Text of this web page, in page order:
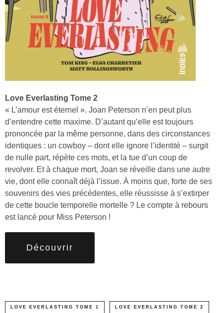
Love Everlasting Tome 2
« L’amour est éternel ». Joan Peterson n’en peut plus
d’entendre cette maxime. D’autant qu’elle est toujours
prononcée par la même personne, dans des circonstances
identiques : un cowboy – dont elle ignore l’identité – surgit
de nulle part, répète ces mots, et la tue d’un coup de
revolver. Et à chaque mort, Joan se réveille dans une autre
vie, dont elle connaît déjà l’issue. À moins que, forte de ses
souvenirs des vies précédentes, elle réussisse à s’extirper
de cette boucle temporelle mortelle ? Le compte à rebours
est lancé pour Miss Peterson !
Découvrir
LOVE EVERLASTING TOME 1 LOVE EVERLASTING TOME 2